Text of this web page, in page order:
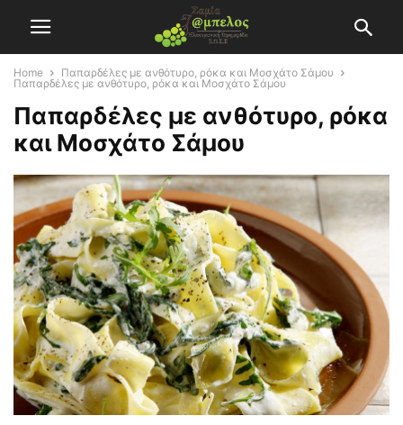
Home
Παπαρδέλες με ανθότυρο, ρόκα και Μοσχάτο Σάμου
Παπαρδέλες με ανθότυρο, ρόκα και Μοσχάτο Σάμου
Παπαρδέλες με ανθότυρο, ρόκα
και Μοσχάτο Σάμου